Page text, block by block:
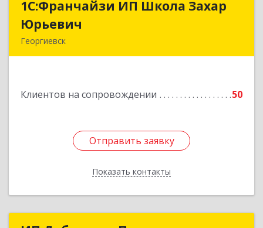
1С:Франчайзи ИП Школа Захар
Юрьевич
Георгиевск
Клиентов на сопровождении 50
Отправить заявку
Показать контакты
1С:Франчайзи ИП Школа Захар
Отправить заявку
Назад